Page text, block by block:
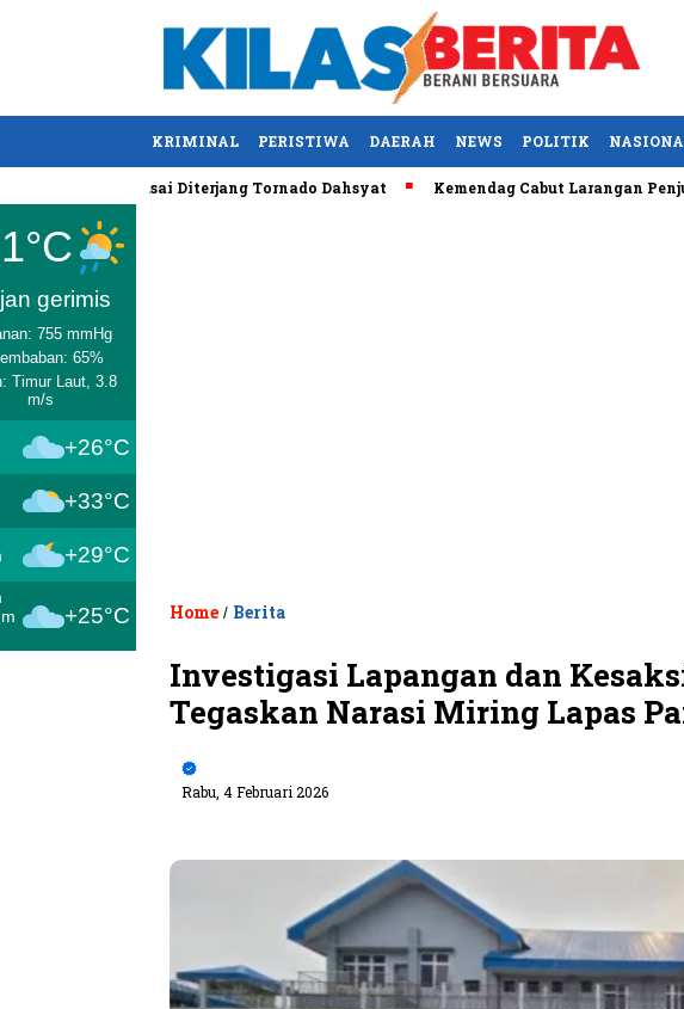
KRIMINAL PERISTIWA DAERAH NEWS POLITIK
Tewas usai Diterjang Tornado Dahsyat Kemendag Cabut Larangan Penjualan
gerimis
755 mmHg
65%
Timur Laut, 3.8
m/s
+26°C
+33°C
+29°C
+25°C Home / Berita
Investigasi Lapangan dan
Tegaskan Narasi Miring Lapas
Rabu, 4 Februari 2026